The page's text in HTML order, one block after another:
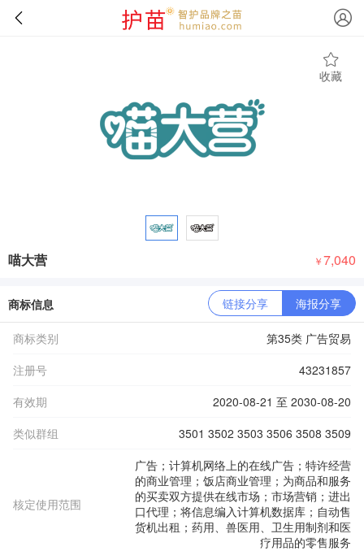
收藏
喵大营 ￥7,040
商标信息 链接分享 海报分享
商标类别
第35类 广告贸易
注册号
43231857
有效期
2020-08-21 至 2030-08-20
类似群组
3501 3502 3503 3506 3508 3509
核定使用范围
广告；计算机网络上的在线广告；特许经营
的商业管理；饭店商业管理；为商品和服务
的买卖双方提供在线市场；市场营销；进出
口代理；将信息编入计算机数据库；自动售
货机出租；药用、兽医用、卫生用制剂和医
疗用品的零售服务